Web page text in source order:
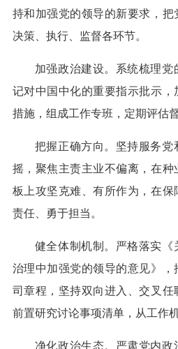
持和加强党的领导的新要求，
决策、执行、监督各环节。
加强政治建设。系统梳理
记对中国中化的重要指示批示
措施，组成工作专班，定期评估
把握正确方向。坚持服务党
摇，聚焦主责主业不偏离，在
板上攻坚克难、有所作为，在
责任、勇于担当。
健全体制机制。严格落实《
治理中加强党的领导的意见》
司章程，坚持双向进入、交叉任
前置研究讨论事项清单，从工作
净化政治生态。严肃党内政